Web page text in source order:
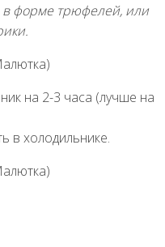
форме трюфелей, или
на 2-3 часа (лучше на
в холодильнике.